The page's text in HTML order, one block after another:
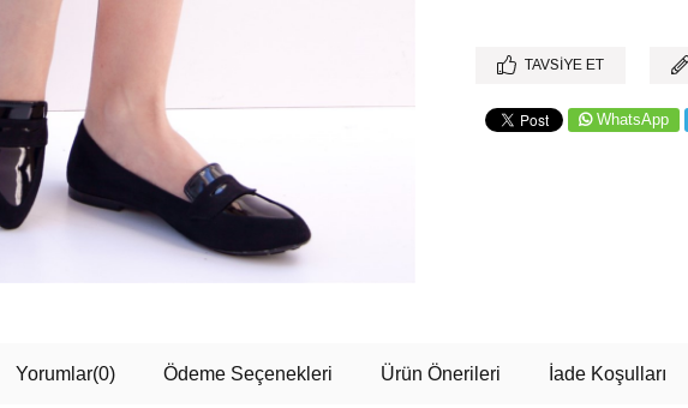
TAVSIYE ET
WhatsApp
Yorumlar(0) Ödeme Seçenekleri Ürün Önerileri İade Koşulları